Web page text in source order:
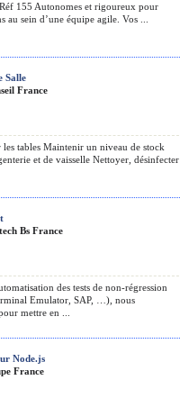
155 Autonomes et rigoureux pour
au sein d’une équipe agile. Vos ...
Salle
France
les tables Maintenir un niveau de stock
et de vaisselle Nettoyer, désinfecter
Bs France
des tests de non-régression
Emulator, SAP, …), nous
mettre en ...
Node.js
France